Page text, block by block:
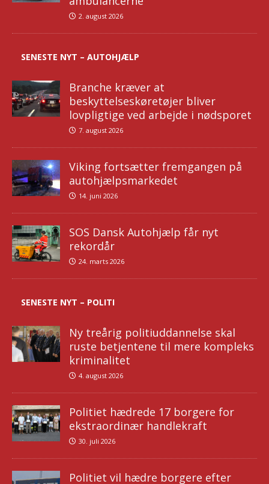
2. august 2026
SENESTE NYT – AUTOHJÆLP
Branche kræver at
beskyttelseskøretøjer bliver
lovpligtige ved arbejde i nødsporet
7. august 2026
Viking fortsætter fremgangen på
autohjælpsmarkedet
14. juni 2026
SOS Dansk Autohjælp får nyt
rekordår
24. marts 2026
SENESTE NYT – POLITI
Ny treårig politiuddannelse skal
ruste betjentene til mere kompleks
kriminalitet
4. august 2026
Politiet hædrede 17 borgere for
ekstraordinær handlekraft
30. juli 2026
Politiet vil hædre borgere efter